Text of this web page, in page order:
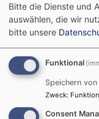
lutherischen
gottesdienstlicher
In unserem
was sich damit
Reihe werden hier
Aus dem
Bitte die Dienste und
auswählen, die wir
bitte unsere
Funktional
Speichern
Zweck:
Consent